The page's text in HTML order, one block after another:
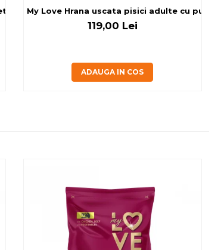
6x80 gMy Love Hrana uscata pisici adulte cu pui,
119,00 Lei
ADAUGA IN COS